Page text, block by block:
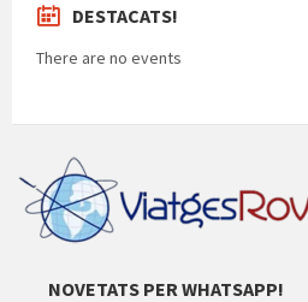
DESTACATS!
There are no events
NOVETATS PER WHATSAPP!